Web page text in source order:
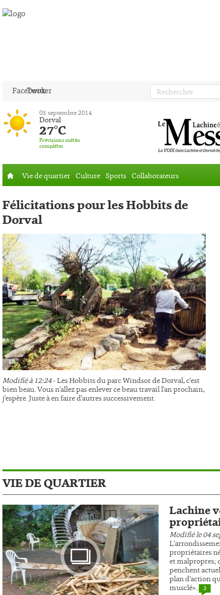
Facebook
Twitter
05 septembre 2014
Dorval
27°C
Prévisions météo
complètes
Vie de quartier Culture Sports Collaborateurs
Félicitations pour les Hobbits de
Dorval
Modifié à 12:24- Les Hobbits du parc Windsor de Dorval, c'est
bien beau. Vous n'allez pas enlever ce beau travail l'an prochain,
j'espère. Juste à en faire d'autres successivement.
VIE DE QUARTIER
Lachine
Modifié le 04
propriétaires
et malpropres;
penchent
plan d'action
musclé».. 3